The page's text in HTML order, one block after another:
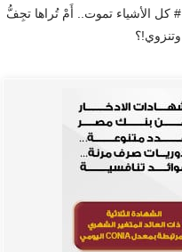
# كل الأشياء تموت.. أَمْ تُراها تجِفُّ
وتنزوي!؟